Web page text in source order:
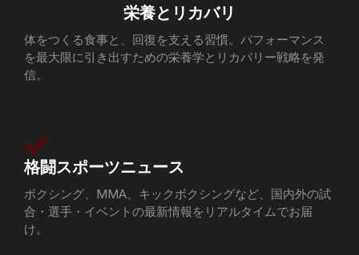
栄養とリカバリ
体をつくる食事と、回復を支える習慣。パフォーマンス
を最大限に引き出すための栄養学とリカバリー戦略を発
信。
格闘スポーツニュース
ボクシング、MMA、キックボクシングなど、国内外の試
合・選手・イベントの最新情報をリアルタイムでお届
け。